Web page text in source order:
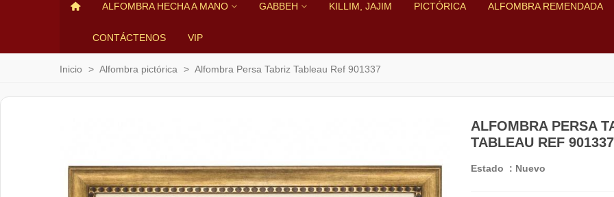
ALFOMBRA HECHA A MANO GABBEH KILLIM, JAJIM PICTÓRICA ALFOMBRA REMENDADA
CONTÁCTENOS VIP
Inicio > Alfombra pictórica > Alfombra Persa Tabriz Tableau Ref 901337
ALFOMBRA PERSA
TABLEAU REF 901337
Estado : Nuevo